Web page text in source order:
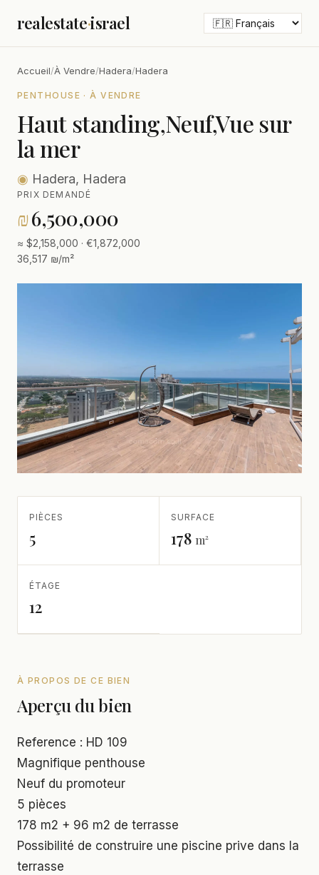
realestate·israel
Accueil/À Vendre/Hadera/Hadera
PENTHOUSE · À VENDRE
Haut standing,Neuf,Vue sur
la mer
◉ Hadera, Hadera
PRIX DEMANDÉ
₪6,500,000
≈ $2,158,000 · €1,872,000
36,517 ₪/m²
PIÈCES
5
SURFACE
178 m²
ÉTAGE
12
À PROPOS DE CE BIEN
Aperçu du bien
Reference : HD 109
Magnifique penthouse
Neuf du promoteur
5 pièces
178 m2 + 96 m2 de terrasse
Possibilité de construire une piscine prive dans la
terrasse